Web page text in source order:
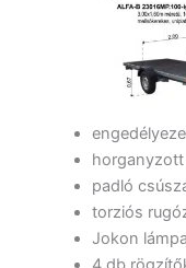
horganyzott
padló
torziós
Jokon lámpa